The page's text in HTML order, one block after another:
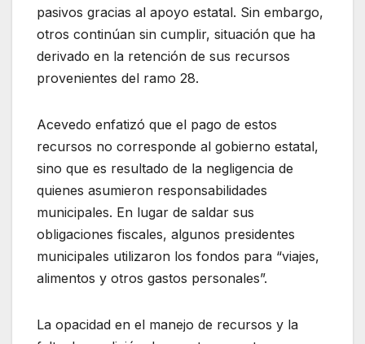
pasivos gracias al apoyo estatal. Sin embargo,
otros continúan sin cumplir, situación que ha
derivado en la retención de sus recursos
provenientes del ramo 28.
Acevedo enfatizó que el pago de estos
recursos no corresponde al gobierno estatal,
sino que es resultado de la negligencia de
quienes asumieron responsabilidades
municipales. En lugar de saldar sus
obligaciones fiscales, algunos presidentes
municipales utilizaron los fondos para “viajes,
alimentos y otros gastos personales”.
La opacidad en el manejo de recursos y la